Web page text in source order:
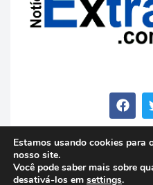
© Copyright 2023 - Notícia
reservados
Estamos usando cookies para
nosso site.
Você pode saber mais sobre
desativá-los em settings.